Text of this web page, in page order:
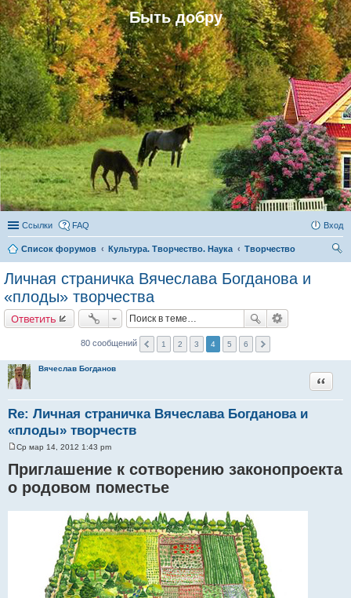
Быть добру
Ссылки FAQ Вход
Список форумов Культура. Творчество. Наука
Творчество
Личная страничка Вячеслава Богданова и
«плоды» творчества
Ответить
80 сообщений 1 2 3 4 5 6
Вячеслав Богданов
Re: Личная страничка Вячеслава Богданова и
«плоды» творчеств
Цитата
о
щ
н
Ср мар 14, 2012 1:43 pm
Приглашение к сотворению законопроекта
о родовом поместье